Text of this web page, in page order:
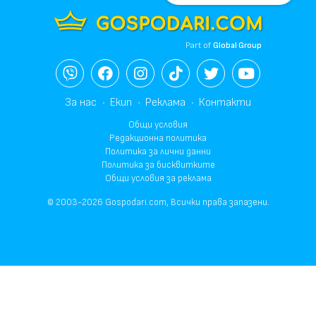
Part ofGlobal Group
За нас Екип Реклама Контакти
Общи условия
Редакционна политика
Политика за лични данни
Политика за бисквитките
Общи условия за реклама
© 2003-2026 Gospodari.com, Всички права запазени.